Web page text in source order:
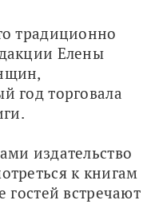
традиционно
Елены
год торговала
издательство
к книгам
гостей встречают